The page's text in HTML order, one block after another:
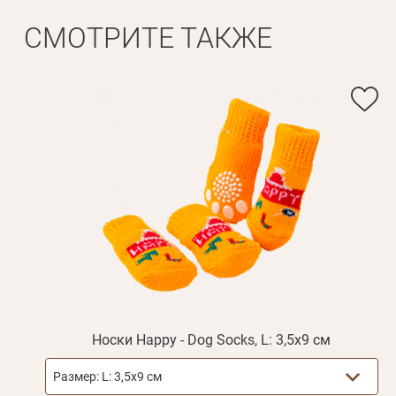
СМОТРИТЕ ТАКЖЕ
Носки Happy - Dog Socks, L: 3,5х9 см
Размер: L: 3,5х9 см
Имя*